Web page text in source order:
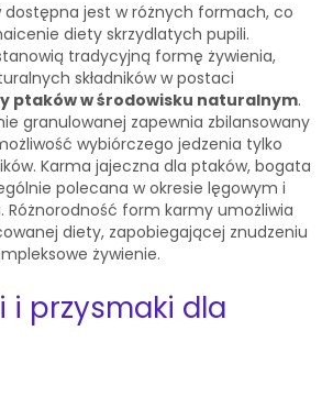
dostępna jest w różnych formach, co
diety skrzydlatych pupili.
tradycyjną formę żywienia,
składników w postaci
ptaków w środowisku naturalnym.
granulowanej zapewnia zbilansowany
wybiórczego jedzenia tylko
Karma jajeczna dla ptaków, bogata
polecana w okresie lęgowym i
Różnorodność form karmy umożliwia
diety, zapobiegającej znudzeniu
żywienie.
i przysmaki dla